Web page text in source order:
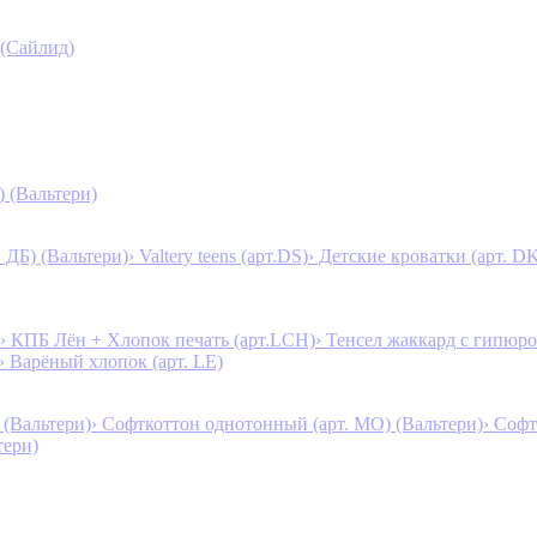
(Вальтери)
ДБ) (Вальтери)› Valtery teens (арт.DS)› Детские кроватки (арт.
› КПБ Лён + Хлопок печать (арт.LCH)› Тенсел жаккард с
› Варёный хлопок (арт. LE)
› Софткоттон однотонный (арт. MO) (Вальтери)›